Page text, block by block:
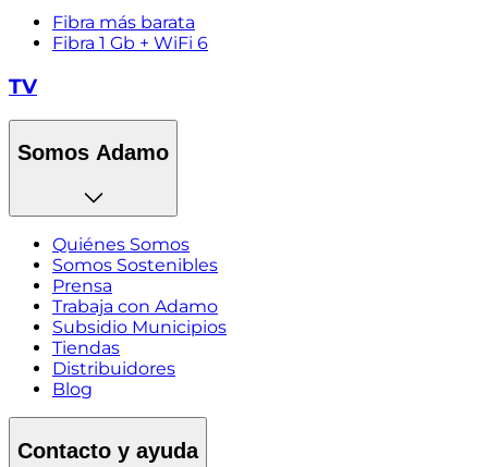
Fibra más barata
Fibra 1 Gb + WiFi 6
TV
Somos Adamo
Quiénes Somos
Somos Sostenibles
Prensa
Trabaja con Adamo
Subsidio Municipios
Tiendas
Distribuidores
Blog
Contacto y ayuda